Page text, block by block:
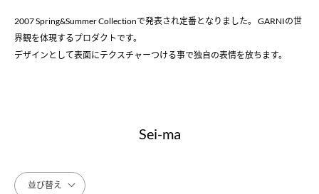
2007 Spring&Summer Collectionで発表され定番となりました。 GARNIの世
界観を体現するプロダクトです。
デザインとして表面にテクスチャーつける事で独自の表情を放ちます。
Sei-ma
並び替え